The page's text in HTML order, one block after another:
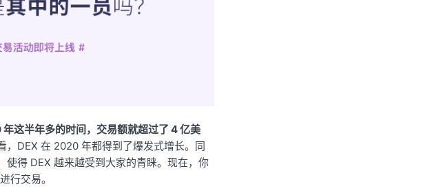
这半年多的时间，交易额就超过了 4 亿美
，DEX 在 2020 年都得到了爆发式增长。同
得 DEX 越来越受到大家的青睐。现在，你
行交易。